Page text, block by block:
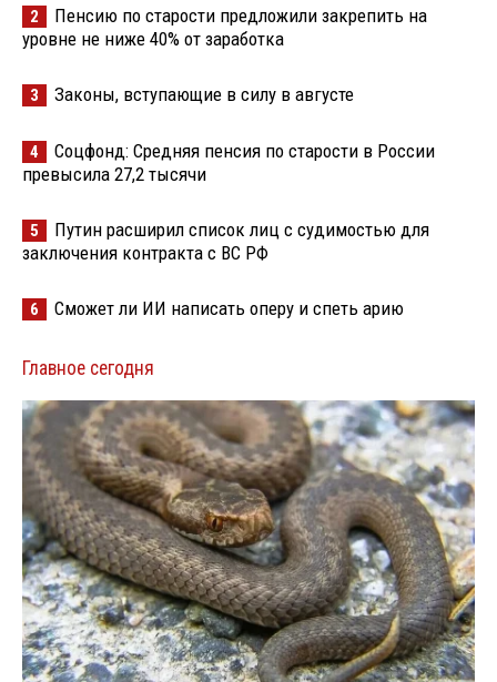
2
Пенсию по старости предложили закрепить на
уровне не ниже 40% от заработка
3 Законы, вступающие в силу в августе
4
Соцфонд: Средняя пенсия по старости в России
превысила 27,2 тысячи
5
Путин расширил список лиц с судимостью для
заключения контракта с ВС РФ
6 Сможет ли ИИ написать оперу и спеть арию
Главное сегодня